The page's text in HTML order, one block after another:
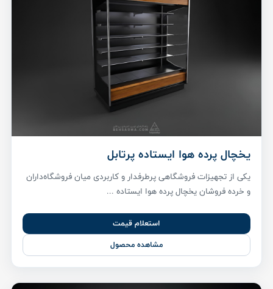
یخچال پرده هوا ایستاده پرتابل
یکی از تجهیزات فروشگاهی پرطرفدار و کاربردی میان فروشگاه‌داران
و خرده فروشان یخچال پرده هوا ایستاده ...
استعلام قیمت
مشاهده محصول